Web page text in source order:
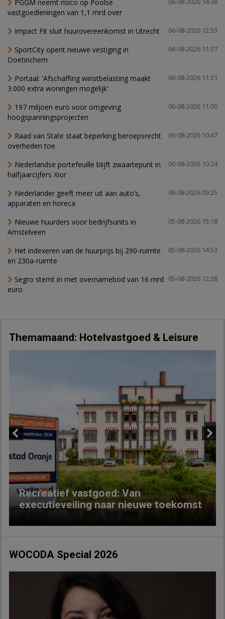
06-08-2026 14:38
PGGM neemt risico op Poolse
vastgoedleningen van 1,1 mrd over
06-08-2026 12:53
Impact Fit sluit huurovereenkomst in Utrecht
06-08-2026 11:37
SportCity opent nieuwe vestiging in
Doetinchem
06-08-2026 11:21
Portaal: 'Afschaffing winstbelasting maakt
3.000 extra woningen mogelijk'
06-08-2026 11:00
197 miljoen euro voor omgeving
hoogspanningsprojecten
06-08-2026 10:47
Raad van State staat beperking beroepsrecht
overheden toe
06-08-2026 10:24
Nederlandse portefeuille blijft zwaartepunt in
halfjaarcijfers Xior
06-08-2026 09:25
Nederlander geeft meer uit aan auto’s,
apparaten en horeca
05-08-2026 15:18
Nieuwe huurders voor bedrijfsunits in
Amstelveen
05-08-2026 14:53
Het indexeren van de huurprijs bij 290-ruimte
en 230a-ruimte
05-08-2026 12:28
Segro stemt in met overnamebod van 16 mrd
euro
Themamaand: Hotelvastgoed & Leisure
Recreatief vastgoed: Van
executieveiling naar nieuwe toekomst
Next
WOCODA Special 2026